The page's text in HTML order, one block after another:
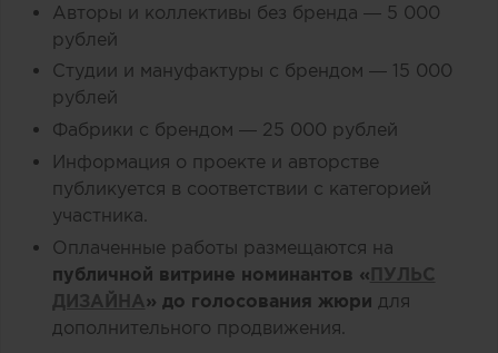
Авторы и коллективы без бренда — 5 000
рублей
Студии и мануфактуры с брендом — 15 000
рублей
Фабрики с брендом — 25 000 рублей
Информация о проекте и авторстве
публикуется в соответствии с категорией
участника.
Оплаченные работы размещаются на
публичной витрине номинантов «ПУЛЬС
ДИЗАЙНА» до голосования жюри для
дополнительного продвижения.